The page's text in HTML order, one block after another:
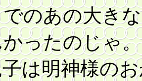
のあの大き
ったのじゃ。
は明神様の